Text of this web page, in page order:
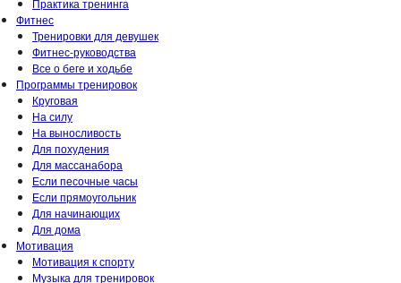
Практика тренинга
Фитнес
Тренировки для девушек
Фитнес-руководства
Все о беге и ходьбе
Программы тренировок
Круговая
На силу
На выносливость
Для похудения
Для массанабора
Если песочные часы
Если прямоугольник
Для начинающих
Для дома
Мотивация
Мотивация к спорту
Музыка для тренировок